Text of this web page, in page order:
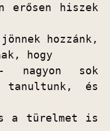
erősen hiszek
hozzánk,
hogy
nagyon sok
tanultunk, és
a türelmet is